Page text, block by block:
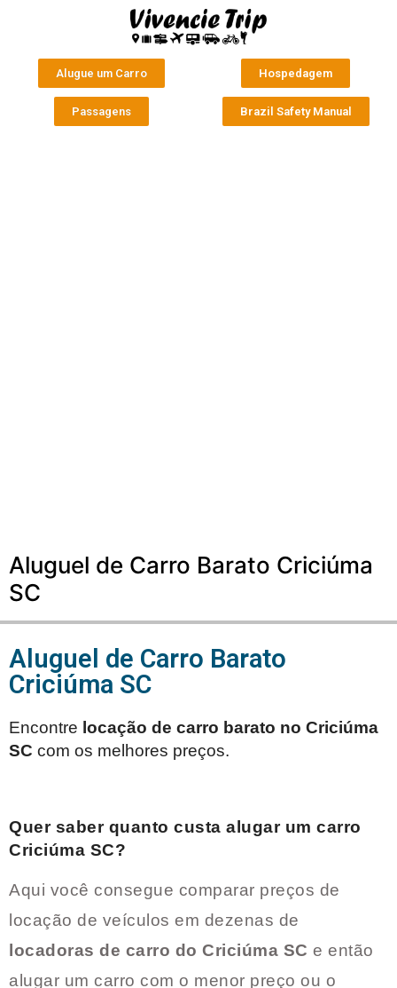
Alugue um Carro Hospedagem
Passagens Brazil Safety Manual
Aluguel de Carro Barato Criciúma
SC
Aluguel de Carro Barato
Criciúma SC
Encontre locação de carro barato no Criciúma
SC com os melhores preços.
Quer saber quanto custa alugar um carro
Criciúma SC?
Aqui você consegue comparar preços de
locação de veículos em dezenas de
locadoras de carro do Criciúma SC e então
alugar um carro com o menor preço ou o